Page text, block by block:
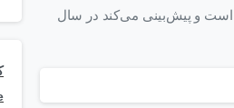
است و پیش‌بینی می‌کند در سال